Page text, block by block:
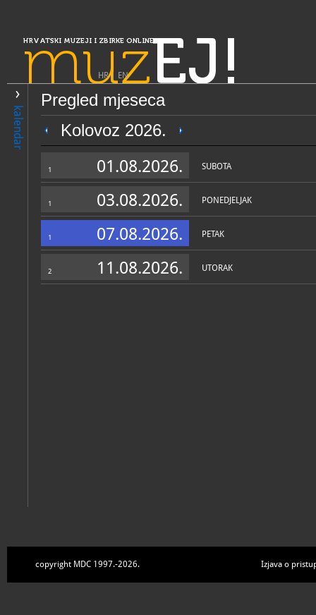
HRVATSKI MUZEJI I ZBIRKE ONLINE
muzEJ!
HR| EN
kalendar
Pregled mjeseca
Kolovoz 2026.
1 01.08.2026. SUBOTA
1 03.08.2026. PONEDJELJAK
1 07.08.2026. PETAK
2 11.08.2026. UTORAK
PRETRAŽIVANJE
Slavonija, Baranja i Srijem
Muzej likovnih umjetnosti
OPĆI PODACI
copyright MDC 1997.-2026. Izjava o